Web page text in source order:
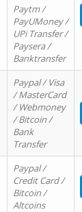
Paytm /
PayUMoney /
UPi Transfer /
Paysera /
Banktransfer
Paypal / Visa
/ MasterCard
/ Webmoney
/ Bitcoin /
Bank
Transfer
Paypal /
Credit Card /
Bitcoin /
Altcoins